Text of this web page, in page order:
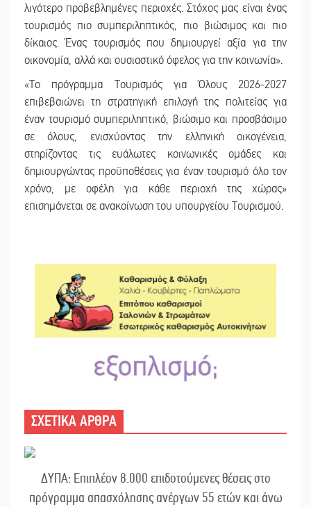
λιγότερο προβεβλημένες περιοχές. Στόχος μας είναι ένας
τουρισμός πιο συμπεριληπτικός, πιο βιώσιμος και πιο
δίκαιος. Ένας τουρισμός που δημιουργεί αξία για την
οικονομία, αλλά και ουσιαστικό όφελος για την κοινωνία».
«Το πρόγραμμα Τουρισμός για Όλους 2026-2027
επιβεβαιώνει τη στρατηγική επιλογή της πολιτείας για
έναν τουρισμό συμπεριληπτικό, βιώσιμο και προσβάσιμο
σε όλους, ενισχύοντας την ελληνική οικογένεια,
στηρίζοντας τις ευάλωτες κοινωνικές ομάδες και
δημιουργώντας προϋποθέσεις για έναν τουρισμό όλο τον
χρόνο, με οφέλη για κάθε περιοχή της χώρας»
επισημάνεται σε ανακοίνωση του υπουργείου Τουρισμού.
ΣΧΕΤΙΚΑ ΑΡΘΡΑ
ΔΥΠΑ: Επιπλέον 8.000 επιδοτούμενες θέσεις στο
πρόγραμμα απασχόλησης ανέργων 55 ετών και άνω